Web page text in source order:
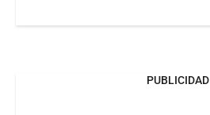
PUBLICIDAD